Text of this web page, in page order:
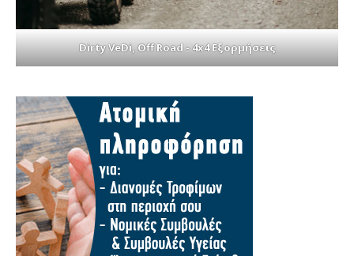
Dirty VeDi, Off Road - 4x4 Εξορμήσεις